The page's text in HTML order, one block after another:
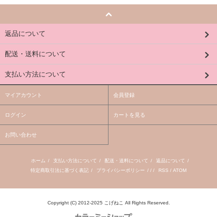
返品について
配送・送料について
支払い方法について
マイアカウント 会員登録
ログイン カートを見る
お問い合わせ
ホーム / 支払い方法について / 配送・送料について / 返品について /
特定商取引法に基づく表記 / プライバシーポリシー / / / RSS / ATOM
Copyright (C) 2012-2025 こげねこ All Rights Reserved.